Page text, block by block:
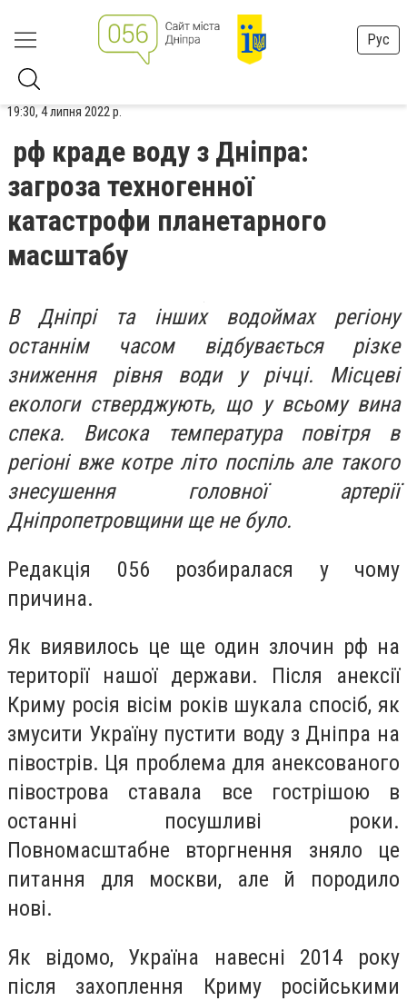
Рус
19:30, 4 липня 2022 р.
рф краде воду з Дніпра:
загроза техногенної
катастрофи планетарного
масштабу
В Дніпрі та інших водоймах регіону
останнім часом відбувається різке
зниження рівня води у річці. Місцеві
екологи стверджують, що у всьому вина
спека. Висока температура повітря в
регіоні вже котре літо поспіль але такого
знесушення головної артерії
Дніпропетровщини ще не було.
Редакція 056 розбиралася у чому
причина.
Як виявилось це ще один злочин рф на
території нашої держави. Після анексії
Криму росія вісім років шукала спосіб, як
змусити Україну пустити воду з Дніпра на
півострів. Ця проблема для анексованого
півострова ставала все гострішою в
останні посушливі роки.
Повномасштабне вторгнення зняло це
питання для москви, але й породило
нові.
Як відомо, Україна навесні 2014 року
після захоплення Криму російськими